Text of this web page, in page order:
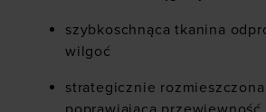
szybkoschnąca tkanina
wilgoć
strategicznie